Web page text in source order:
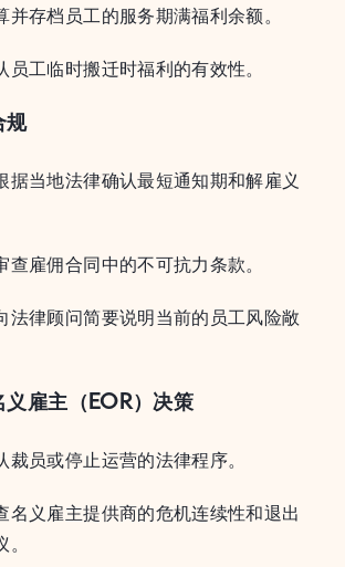
并存档员工的服务期满福利余额。
员工临时搬迁时福利的有效性。
规
据当地法律确认最短通知期和解雇义
查雇佣合同中的不可抗力条款。
法律顾问简要说明当前的员工风险敞
义雇主（EOR）决策
裁员或停止运营的法律程序。
名义雇主提供商的危机连续性和退出